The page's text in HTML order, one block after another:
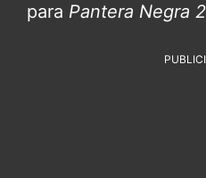
para Pantera Negra 2